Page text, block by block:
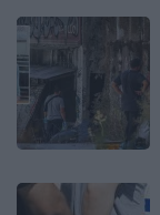
Image
Image